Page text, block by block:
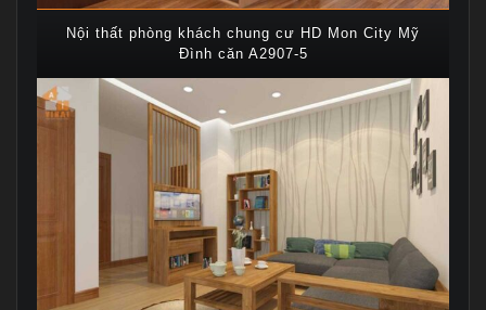
Nội thất phòng khách chung cư HD Mon City Mỹ
Đình căn A2907-5